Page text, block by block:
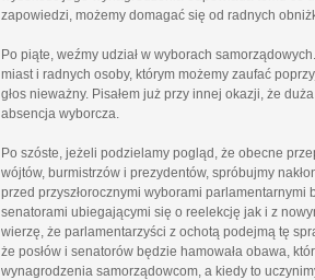
zapowiedzi, możemy domagać się od radnych
Po piąte, weźmy udział w wyborach
miast i radnych osoby, którym możemy zaufać
głos nieważny. Pisałem już przy innej okazji, że
absencja wyborcza.
Po szóste, jeżeli podzielamy pogląd, że obecne
wójtów, burmistrzów i prezydentów, spróbujmy
przed przyszłorocznymi wyborami
senatorami ubiegającymi się o reelekcję jak i z
wierzę, że parlamentarzyści z ochotą podejmą tę
że posłów i senatorów będzie hamowała obawa,
wynagrodzenia samorządowcom, a kiedy to